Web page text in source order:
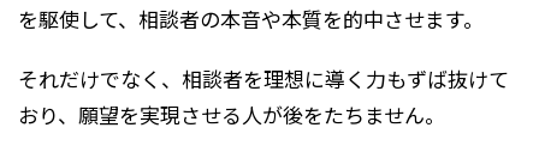
を駆使して、相談者の本音や本質を的中させます。
それだけでなく、相談者を理想に導く力もずば抜けて
おり、願望を実現させる人が後をたちません。